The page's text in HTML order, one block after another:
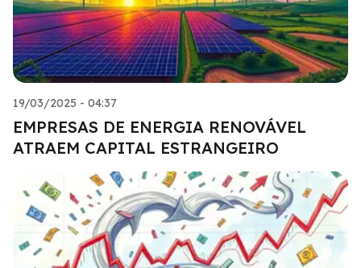
19/03/2025 - 04:37
EMPRESAS DE ENERGIA RENOVÁVEL
ATRAEM CAPITAL ESTRANGEIRO